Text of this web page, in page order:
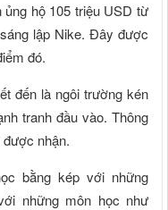
hộ 105 triệu USD từ
lập Nike. Đây được
đó.
đến là ngôi trường kén
tranh đầu vào. Thông
nhận.
bằng kép với những
những môn học như